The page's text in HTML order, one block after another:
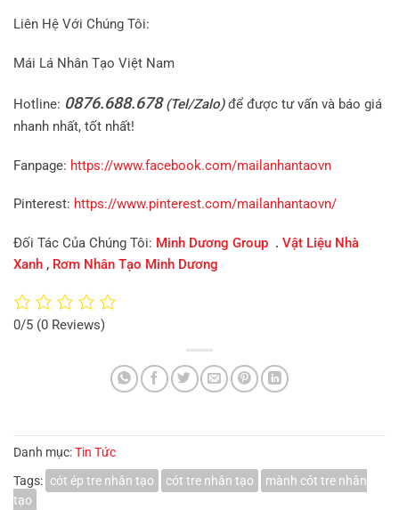
Liên Hệ Với Chúng Tôi:
Mái Lá Nhân Tạo Việt Nam
Hotline: 0876.688.678(Tel/Zalo)để được tư vấn và báo giá
nhanh nhất, tốt nhất!
Fanpage: https://www.facebook.com/mailanhantaovn
Pinterest: https://www.pinterest.com/mailanhantaovn/
Đối Tác Của Chúng Tôi: Minh Dương Group . Vật Liệu Nhà
Xanh , Rơm Nhân Tạo Minh Dương
0/5 (0 Reviews)
Danh mục:Tin Tức
Tags: cót ép tre nhân tạo cót tre nhân tạo
mành cót tre nhân
tạo